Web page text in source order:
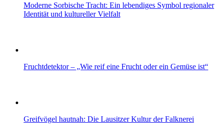
Moderne Sorbische Tracht: Ein lebendiges Symbol regionaler
Identität und kultureller Vielfalt
Fruchtdetektor – „Wie reif eine Frucht oder ein Gemüse ist“
Greifvögel hautnah: Die Lausitzer Kultur der Falknerei